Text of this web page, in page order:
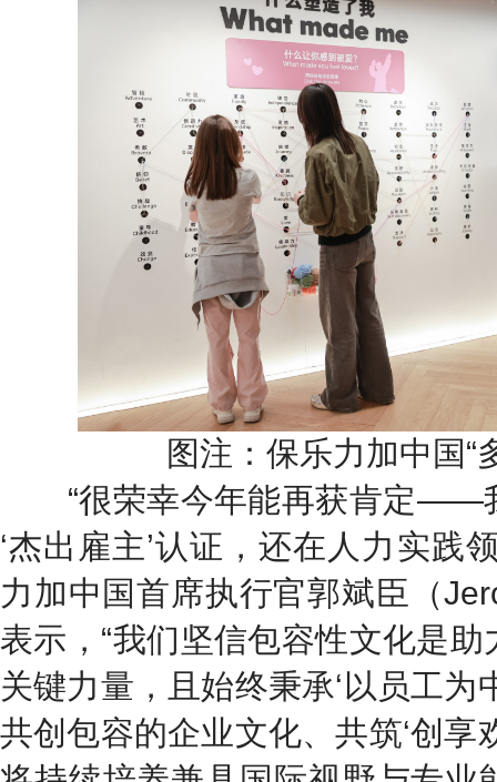
图注：保乐力加中国“
“很荣幸今年能再获肯定——
‘杰出雇主’认证，还在人力实践
力加中国首席执行官郭斌臣（
表示，“我们坚信包容性文化是
关键力量，且始终秉承‘以员工为
共创包容的企业文化、共筑‘创享